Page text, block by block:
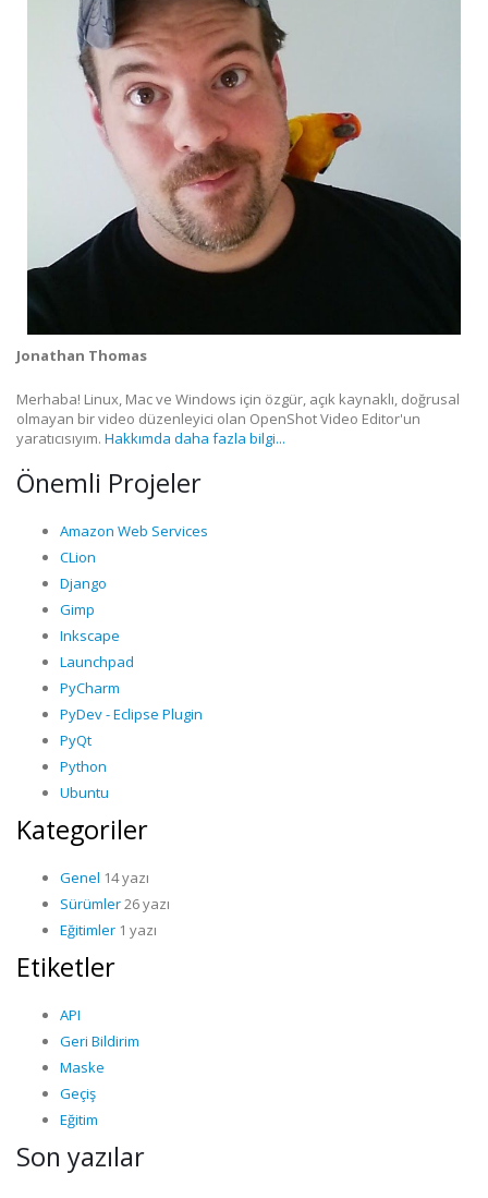
Jonathan Thomas
Merhaba! Linux, Mac ve Windows için özgür, açık kaynaklı, doğrusal
olmayan bir video düzenleyici olan OpenShot Video Editor'un
yaratıcısıyım. Hakkımda daha fazla bilgi...
Önemli Projeler
Amazon Web Services
CLion
Django
Gimp
Inkscape
Launchpad
PyCharm
PyDev - Eclipse Plugin
PyQt
Python
Ubuntu
Kategoriler
Genel 14 yazı
Sürümler26 yazı
Eğitimler 1 yazı
Etiketler
API
Geri Bildirim
Maske
Geçiş
Eğitim
Son yazılar